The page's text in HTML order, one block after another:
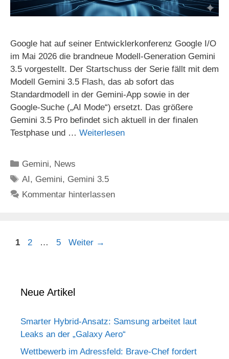
Google hat auf seiner Entwicklerkonferenz Google I/O
im Mai 2026 die brandneue Modell-Generation Gemini
3.5 vorgestellt. Der Startschuss der Serie fällt mit dem
Modell Gemini 3.5 Flash, das ab sofort das
Standardmodell in der Gemini-App sowie in der
Google-Suche („AI Mode“) ersetzt. Das größere
Gemini 3.5 Pro befindet sich aktuell in der finalen
Testphase und … Weiterlesen
Kategorien
Gemini, News
Schlagwörter
AI , Gemini, Gemini 3.5
Kommentar hinterlassen
Seite
1 Seite
2 … Seite
5 Weiter →
Neue Artikel
Smarter Hybrid-Ansatz: Samsung arbeitet laut
Leaks an der „Galaxy Aero“
Wettbewerb im Adressfeld: Brave-Chef fordert